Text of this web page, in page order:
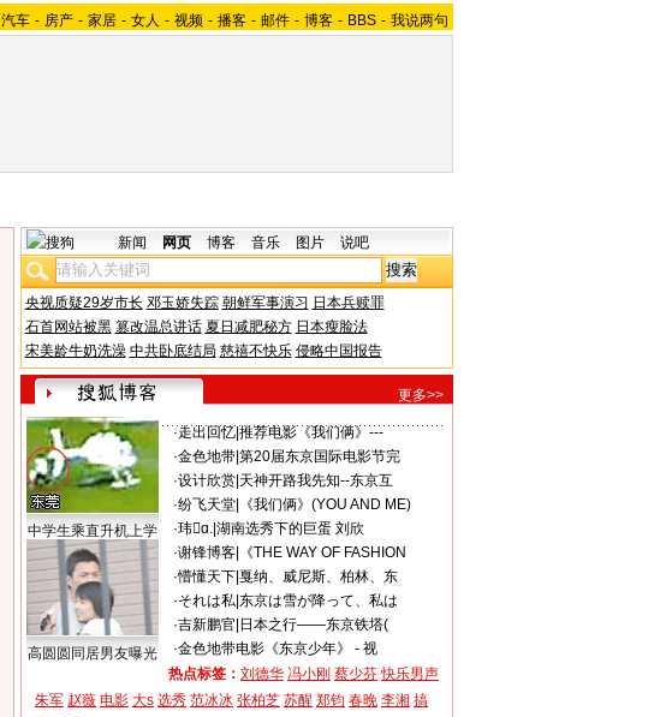
汽车 - 房产 - 家居 - 女人 - 视频 - 播客 - 邮件 - 博客 - BBS - 我说两句
新闻 网页 博客 音乐 图片 说吧
央视质疑29岁市长 邓玉娇失踪 朝鲜军事演习 日本兵赎罪
石首网站被黑 篡改温总讲话 夏日减肥秘方 日本瘦脸法
宋美龄牛奶洗澡 中共卧底结局 慈禧不快乐 侵略中国报告
更多>>
中学生乘直升机上学
高圆圆同居男友曝光
·走出回忆| 推荐电影《我们俩》---
·金色地带| 第20届东京国际电影节完
·设计欣赏| 天神开路我先知--东京互
·纷飞天堂|
《我们俩》(YOU AND ME)
·玮ɑ.| 湖南选秀下的巨蛋 刘欣
·谢锋博客|
《THE WAY OF FASHION
·懵懂天下| 戛纳、威尼斯、柏林、东
·それは私| 东京は雪が降って、私は
·吉新鹏官 日本之行——东京铁塔(
·金色地带电影《东京少年》 - 视
热点标签： 刘德华 冯小刚 蔡少芬 快乐男声
朱军 赵薇 电影 大s 选秀 范冰冰 张柏芝 苏醒 郑钧 春晚 李湘 搞